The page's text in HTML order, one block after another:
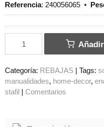
Referencia: 240056065 •
Categoría: REBAJAS Tags:
manualidades
home-decor
stafil
Comentarios